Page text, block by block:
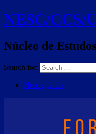
NESC/CCS/
Núcleo de
Search for:
Nesc agenda